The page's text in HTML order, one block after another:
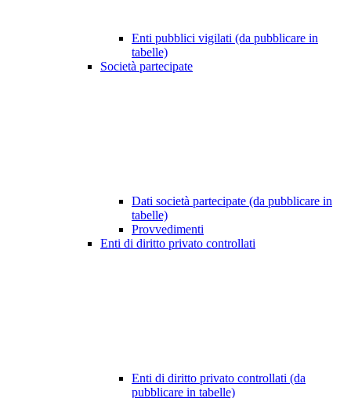
Enti pubblici vigilati (da pubblicare in
tabelle)
Società partecipate
Dati società partecipate (da pubblicare in
tabelle)
Provvedimenti
Enti di diritto privato controllati
Enti di diritto privato controllati (da
pubblicare in tabelle)